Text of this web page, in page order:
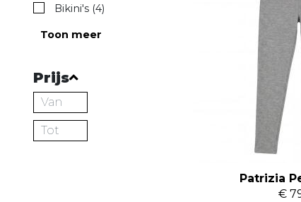
Bikini's (4)
Toon meer
Prijs
Patrizia
€